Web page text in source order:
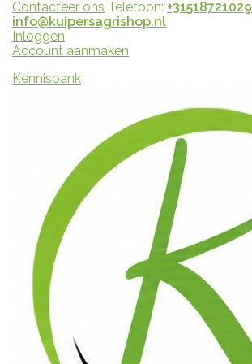
Contacteer ons Telefoon: +31518721029
info@kuipersagrishop.nl
Inloggen
Account aanmaken
Kennisbank